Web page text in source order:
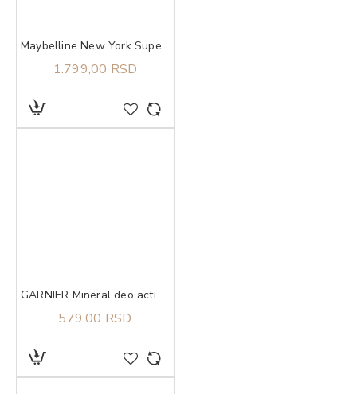
Maybelline New York Super Stay Lumi Matte tečni puder 140​
1.799,00 RSD
GARNIER Mineral deo action control thermic 72h sprej 150 ml
579,00 RSD